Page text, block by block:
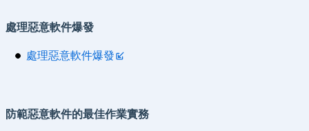
處理惡意軟件爆發
處理惡意軟件爆發
防範惡意軟件的最佳作業實務